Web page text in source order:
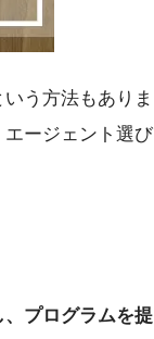
う方法もありま
ージェント選び
プログラムを提